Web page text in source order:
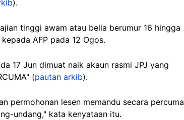
).
tinggi awam atau belia berumur 16 hingga
AFP pada 12 Ogos.
17 Jun dimuat naik akaun rasmi JPJ yang
(pautan arkib).
permohonan lesen memandu secara percuma
undang," kata kenyataan itu.